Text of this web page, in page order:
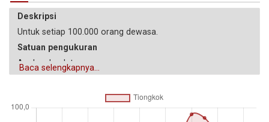
Deskripsi
Untuk setiap 100.000 orang dewasa.
Satuan pengukuran
Angka absolut
Baca selengkapnya...